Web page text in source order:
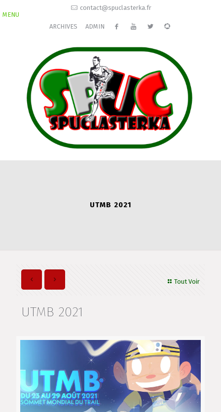
contact@spuclasterka.fr
ARCHIVES ADMIN
MENU
UTMB 2021
Tout Voir
UTMB 2021